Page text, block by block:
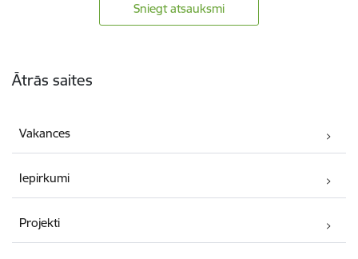
Sniegt atsauksmi
Ātrās saites
Vakances
Iepirkumi
Projekti